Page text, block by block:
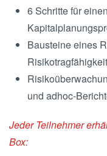
6 Schritte für
Bausteine eines
Risikotragfähigkeit
und adhoc-
Jeder Teilnehmer
Box: